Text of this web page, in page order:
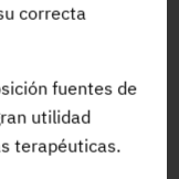
correcta
fuentes de
utilidad
terapéuticas.